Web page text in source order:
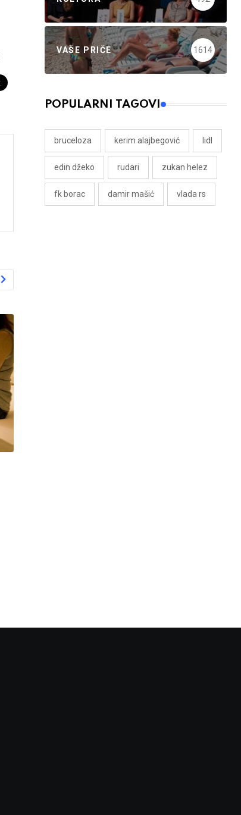
VAŠE PRIČE 1614
POPULARNI TAGOVI
bruceloza kerim alajbegović lidl
edin džeko rudari zukan helez
fk borac damir mašić vlada rs